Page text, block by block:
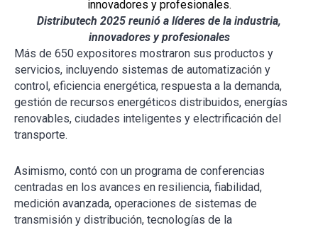
Distributech 2025 reunió a líderes de la industria,
innovadores y profesionales
Más de 650 expositores mostraron sus productos y
servicios, incluyendo sistemas de automatización y
control, eficiencia energética, respuesta a la demanda,
gestión de recursos energéticos distribuidos, energías
renovables, ciudades inteligentes y electrificación del
transporte.
Asimismo, contó con un programa de conferencias
centradas en los avances en resiliencia, fiabilidad,
medición avanzada, operaciones de sistemas de
transmisión y distribución, tecnologías de la